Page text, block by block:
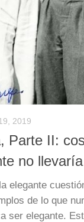
2019
Parte II:
no
elegante
de lo que
ser elegante.